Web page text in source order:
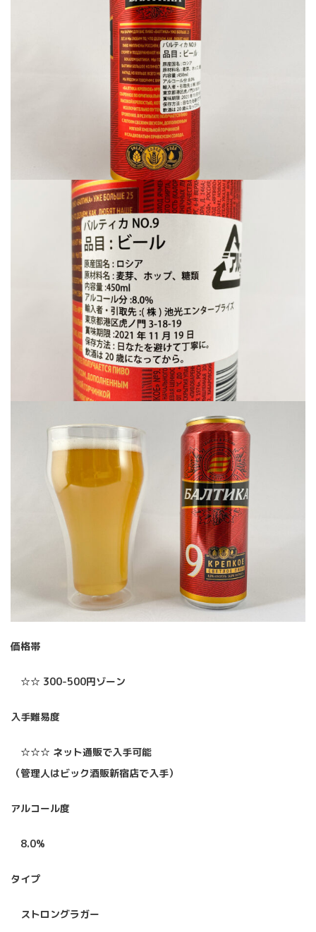
価格帯
☆☆ 300-500円ゾーン
入手難易度
☆☆☆ ネット通販で入手可能
（管理人はビック酒販新宿店で入手）
アルコール度
8.0%
タイプ
ストロングラガー